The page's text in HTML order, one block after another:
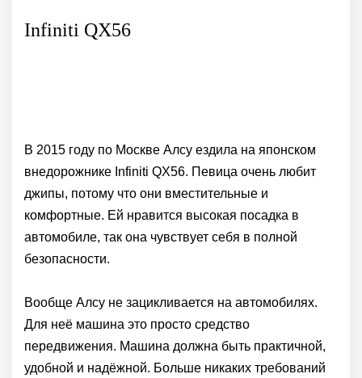
Infiniti QX56
В 2015 году по Москве Алсу ездила на японском
внедорожнике Infiniti QX56. Певица очень любит
джипы, потому что они вместительные и
комфортные. Ей нравится высокая посадка в
автомобиле, так она чувствует себя в полной
безопасности.
Вообще Алсу не зацикливается на автомобилях.
Для неё машина это просто средство
передвижения. Машина должна быть практичной,
удобной и надёжной. Больше никаких требований